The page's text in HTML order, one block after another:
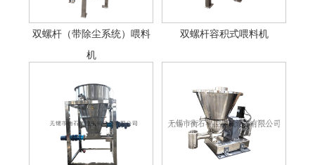
双螺杆（带除尘系统）喂料
机
双螺杆容积式喂料机